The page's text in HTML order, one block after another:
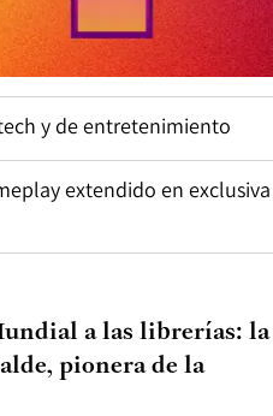
y de entretenimiento
extendido en exclusiva
a las librerías: la
pionera de la